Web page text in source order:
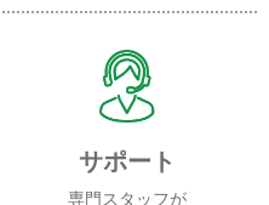
サポート
専門スタッフが